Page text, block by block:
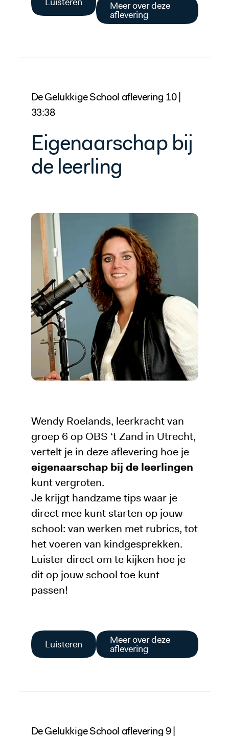
Meer over deze
aflevering
De Gelukkige School aflevering 10 |
33:38
Eigenaarschap bij
de leerling
Wendy Roelands, leerkracht van
groep 6 op OBS ‘t Zand in Utrecht,
vertelt je in deze aflevering hoe je
eigenaarschap bij de leerlingen
kunt vergroten.
Je krijgt handzame tips waar je
direct mee kunt starten op jouw
school: van werken met rubrics, tot
het voeren van kindgesprekken.
Luister direct om te kijken hoe je
dit op jouw school toe kunt
passen!
Luisteren Meer over deze
aflevering
De Gelukkige School aflevering 9 |